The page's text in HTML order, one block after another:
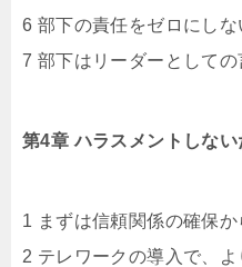
6 部下の責任をゼロにしな
7 部下はリーダーとして
第4章 ハラスメントしな
1 まずは信頼関係の確保か
2 テレワークの導入で、